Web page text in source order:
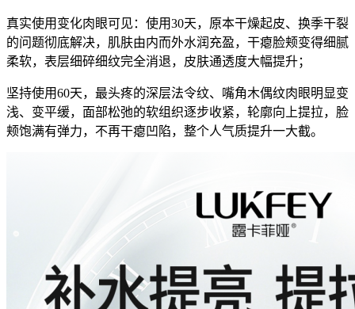
真实使用变化肉眼可见：使用30天，原本干燥起皮、换季干裂
的问题彻底解决，肌肤由内而外水润充盈，干瘪脸颊变得细腻
柔软，表层细碎细纹完全消退，皮肤通透度大幅提升；
坚持使用60天，最头疼的深层法令纹、嘴角木偶纹肉眼明显变
浅、变平缓，面部松弛的软组织逐步收紧，轮廓向上提拉，脸
颊饱满有弹力，不再干瘪凹陷，整个人气质提升一大截。